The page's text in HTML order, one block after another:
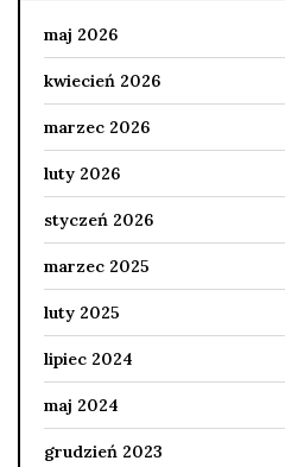
maj 2026
kwiecień 2026
marzec 2026
luty 2026
styczeń 2026
marzec 2025
luty 2025
lipiec 2024
maj 2024
grudzień 2023